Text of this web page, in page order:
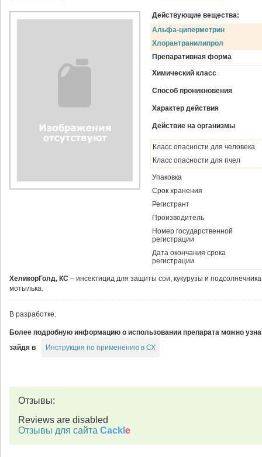
Действующие вещества:
Альфа-циперметрин
Хлорантранилипрол
Препаративная форма
Химический класс
Способ проникновения
Характер действия
Действие на организмы
Класс опасности для человека
Класс опасности для пчел
Упаковка
Срок хранения
Регистрант
Производитель
Номер государственной
регистрации
Дата окончания срока
регистрации
ХеликорГолд, КС – инсектицид для защиты сои, кукурузы и подсолнечника
мотылька.
В разработке.
Более подробную информацию о использовании препарата можно
зайдя в
Инструкция по применению в СХ
Отзывы:
Reviews are disabled
Отзывы для сайта Cackl e